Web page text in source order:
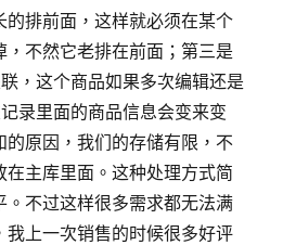
的排前面，这样就必须在某个
，不然它老排在前面；第三是
，这个商品如果多次编辑还是
录里面的商品信息会变来变
的原因，我们的存储有限，不
在主库里面。这种处理方式简
。不过这样很多需求都无法满
我上一次销售的时候很多好评